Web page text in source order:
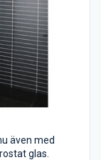
även med
glas.